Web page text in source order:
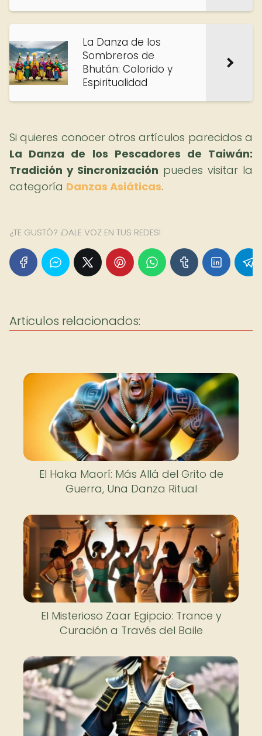
La Danza de los
Sombreros de
Bhután: Colorido y
Espiritualidad
Si quieres conocer otros artículos parecidos a
La Danza de los Pescadores de Taiwán:
Tradición y Sincronización puedes visitar la
categoría Danzas Asiáticas.
¿TE GUSTÓ? ¡DALE VOZ EN TUS REDES!
Articulos relacionados:
El Haka Maorí: Más Allá del Grito de
Guerra, Una Danza Ritual
El Misterioso Zaar Egipcio: Trance y
Curación a Través del Baile